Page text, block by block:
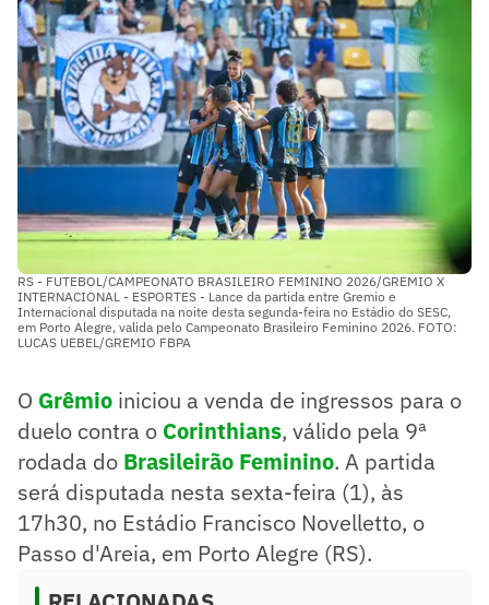
RS - FUTEBOL/CAMPEONATO BRASILEIRO FEMININO 2026/GREMIO X
INTERNACIONAL - ESPORTES - Lance da partida entre Gremio e
Internacional disputada na noite desta segunda-feira no Estádio do SESC,
em Porto Alegre, valida pelo Campeonato Brasileiro Feminino 2026. FOTO:
LUCAS UEBEL/GREMIO FBPA
O Grêmio iniciou a venda de ingressos para o
duelo contra o Corinthians, válido pela 9ª
rodada do Brasileirão Feminino. A partida
será disputada nesta sexta-feira (1), às
17h30, no Estádio Francisco Novelletto, o
Passo d'Areia, em Porto Alegre (RS).